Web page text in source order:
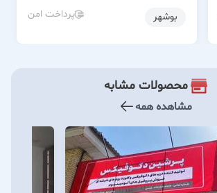
بوشهر
پرداخت امن
محصولات مشابه
مشاهده همه